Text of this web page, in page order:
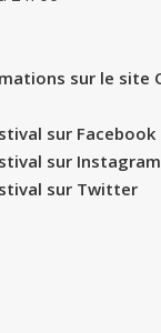
sur le site
sur Facebook
sur Instagram
sur Twitter